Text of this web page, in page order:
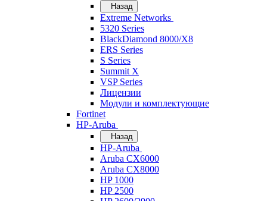
Назад
Extreme Networks
5320 Series
BlackDiamond 8000/X8
ERS Series
S Series
Summit X
VSP Series
Лицензии
Модули и комплектующие
Fortinet
HP-Aruba
Назад
HP-Aruba
Aruba CX6000
Aruba CX8000
HP 1000
HP 2500